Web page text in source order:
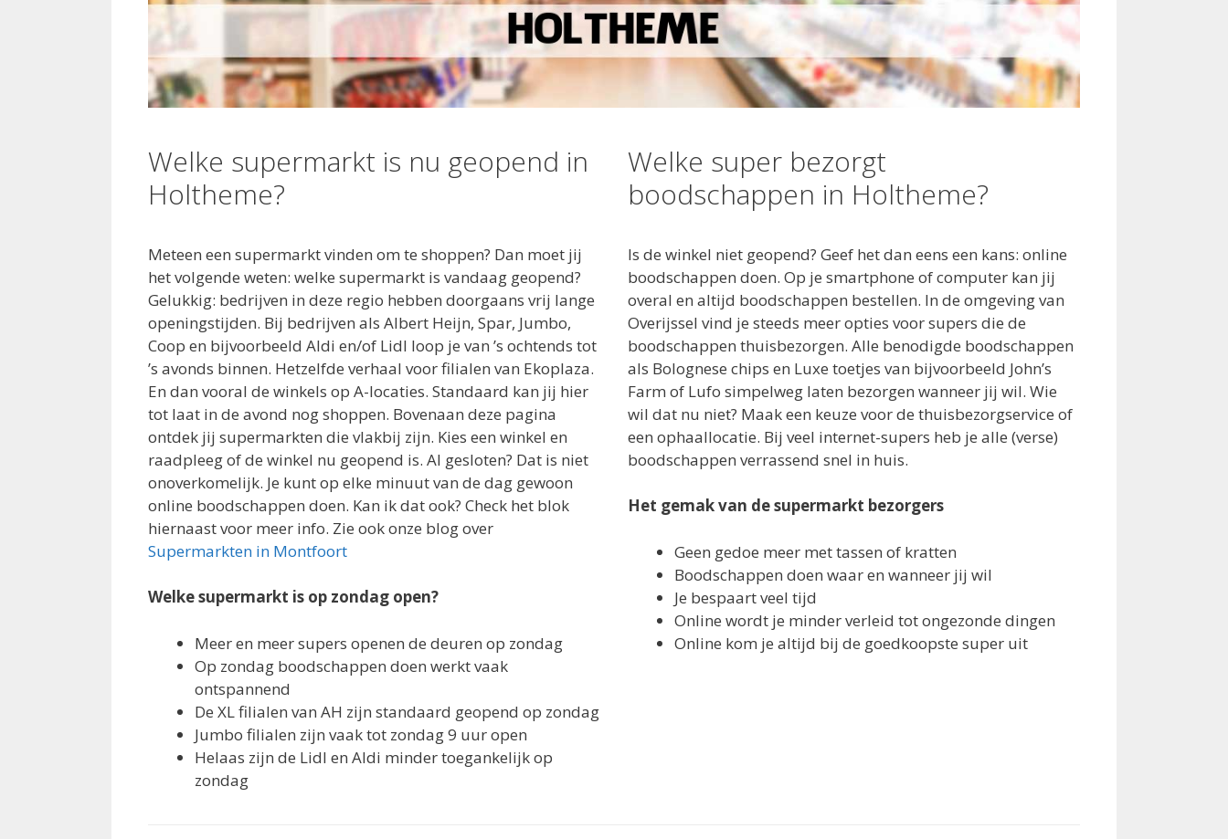
Welke supermarkt is nu geopend in
Holtheme?
Meteen een supermarkt vinden om te shoppen? Dan moet jij
het volgende weten: welke supermarkt is vandaag geopend?
Gelukkig: bedrijven in deze regio hebben doorgaans vrij lange
openingstijden. Bij bedrijven als Albert Heijn, Spar, Jumbo,
Coop en bijvoorbeeld Aldi en/of Lidl loop je van ’s ochtends tot
’s avonds binnen. Hetzelfde verhaal voor filialen van Ekoplaza.
En dan vooral de winkels op A-locaties. Standaard kan jij hier
tot laat in de avond nog shoppen. Bovenaan deze pagina
ontdek jij supermarkten die vlakbij zijn. Kies een winkel en
raadpleeg of de winkel nu geopend is. Al gesloten? Dat is niet
onoverkomelijk. Je kunt op elke minuut van de dag gewoon
online boodschappen doen. Kan ik dat ook? Check het blok
hiernaast voor meer info. Zie ook onze blog over
Supermarkten in Montfoort
Welke supermarkt is op zondag open?
Meer en meer supers openen de deuren op zondag
Op zondag boodschappen doen werkt vaak
ontspannend
De XL filialen van AH zijn standaard geopend op zondag
Jumbo filialen zijn vaak tot zondag 9 uur open
Helaas zijn de Lidl en Aldi minder toegankelijk op
zondag
Welke super bezorgt
boodschappen in Holtheme?
Is de winkel niet geopend? Geef het dan eens een kans: online
boodschappen doen. Op je smartphone of computer kan jij
overal en altijd boodschappen bestellen. In de omgeving van
Overijssel vind je steeds meer opties voor supers die de
boodschappen thuisbezorgen. Alle benodigde boodschappen
als Bolognese chips en Luxe toetjes van bijvoorbeeld John’s
Farm of Lufo simpelweg laten bezorgen wanneer jij wil. Wie
wil dat nu niet? Maak een keuze voor de thuisbezorgservice of
een ophaallocatie. Bij veel internet-supers heb je alle (verse)
boodschappen verrassend snel in huis.
Het gemak van de supermarkt bezorgers
Geen gedoe meer met tassen of kratten
Boodschappen doen waar en wanneer jij wil
Je bespaart veel tijd
Online wordt je minder verleid tot ongezonde dingen
Online kom je altijd bij de goedkoopste super uit